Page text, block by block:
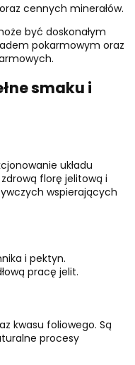
cennych minerałów.
być doskonałym
pokarmowym oraz
smaku i
układu
florę jelitową i
wspierających
i pektyn.
pracę jelit.
kwasu foliowego. Są
procesy